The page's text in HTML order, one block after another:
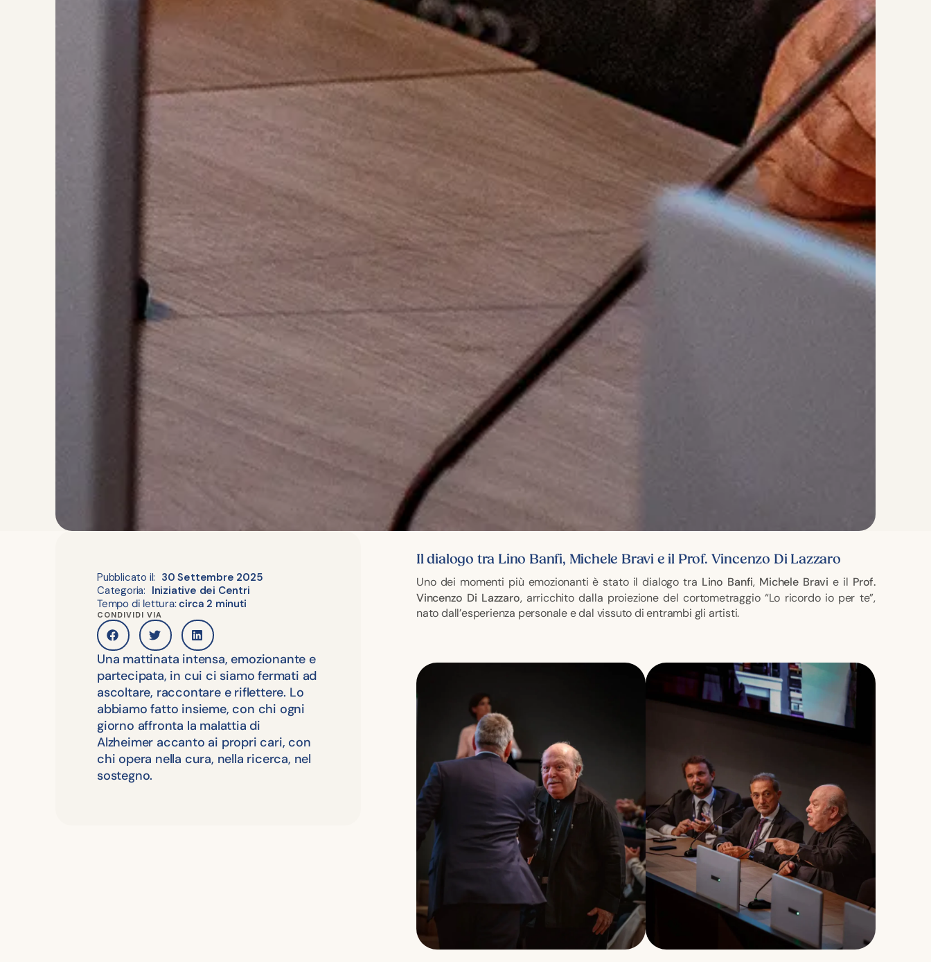
Pubblicato il: 30 Settembre 2025
Categoria: Iniziative dei Centri
Tempo di lettura:circa 2 minuti
CONDIVIDI VIA
Una mattinata intensa, emozionante e
partecipata, in cui ci siamo fermati ad
ascoltare, raccontare e riflettere. Lo
abbiamo fatto insieme, con chi ogni
giorno affronta la malattia di
Alzheimer accanto ai propri cari, con
chi opera nella cura, nella ricerca, nel
sostegno.
Il dialogo tra Lino Banfi, Michele Bravi e il Prof. Vincenzo Di Lazzaro
Uno dei momenti più emozionanti è stato il dialogo tra Lino Banfi, Michele Bravi e il Prof.
Vincenzo Di Lazzaro, arricchito dalla proiezione del cortometraggio “Lo ricordo io per te”,
nato dall’esperienza personale e dal vissuto di entrambi gli artisti.